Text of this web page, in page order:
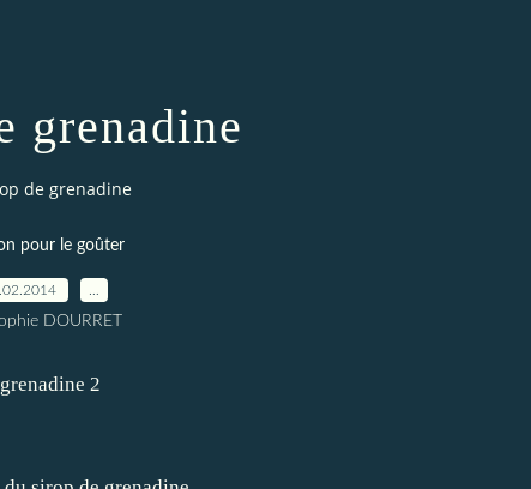
grenadine
de grenadine
pour le goûter
DOURRET